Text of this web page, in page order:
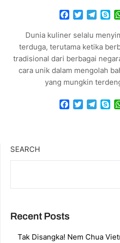
Facebook
Twitter
Dunia kuliner selalu
terduga, terutama ketika
tradisional dari berbagai
cara unik dalam mengolah
yang mungkin
Facebook
Twitter
SEARCH
Recent Posts
Tak Disangka! Nem Chua